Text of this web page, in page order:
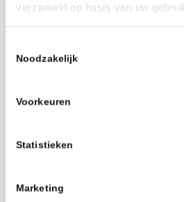
verzameld op basis van uw
Noodzakelijk
Voorkeuren
Statistieken
Marketing